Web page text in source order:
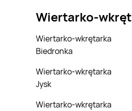
Wiertarko-
Wiertarko-wkrętarka
Biedronka
Wiertarko-wkrętarka
Jysk
Wiertarko-wkrętarka